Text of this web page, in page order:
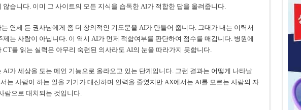
않습니다. 이미 그 사이트의 모든 지식을 습독한 AI가 적합한 답을 올려줍니다.
연세 든 권사님에게 좀 더 창의적인 기도문을 AI가 만들어 줍니다. 그대가 내는 이력서
제는 사람이 아닙니다. 이 역시 AI가 먼저 적합여부를 판단하여 점수를 매깁니다. 병원에
CT를 읽는 실력은 아무리 숙련된 의사라도 AI의 눈을 따라가지 못합니다.
AI가 세상을 도는 메인 기능으로 올라오고 있는 단계입니다. 그런 결과는 어떻게 나타날
는 사람이 하는 일을 기기가 대신하며 인력을 줄였지만 AX에서는 AI를 모르는 사람의 자
람으로 대치되는 것입니다.